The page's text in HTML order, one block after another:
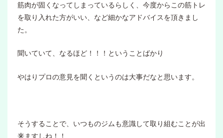
筋肉が固くなってしまっているらしく、今度からこの筋トレ
を取り入れた方がいい、など細かなアドバイスを頂きまし
た。
聞いていて、なるほど！！！ということばかり
やはりプロの意見を聞くというのは大事だなと思います。
そうすることで、いつものジムも意識して取り組むことが出
来ますしね！！